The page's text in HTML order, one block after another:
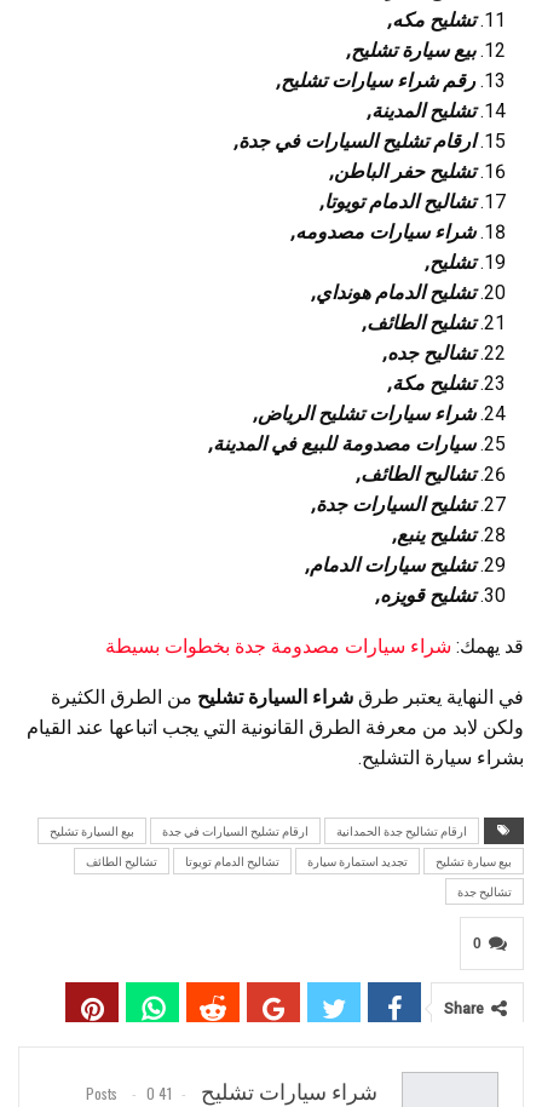
تشليح مكه,
بيع سيارة تشليح,
رقم شراء سيارات تشليح,
تشليح المدينة,
ارقام تشليح السيارات في جدة,
تشليح حفر الباطن,
تشاليح الدمام تويوتا,
شراء سيارات مصدومه,
تشليح,
تشليح الدمام هونداي,
تشليح الطائف,
تشاليح جده,
تشليح مكة,
شراء سيارات تشليح الرياض,
سيارات مصدومة للبيع في المدينة,
تشاليح الطائف,
تشليح السيارات جدة,
تشليح ينبع,
تشليح سيارات الدمام,
تشليح قويزه,
قد يهمك: شراء سيارات مصدومة جدة بخطوات بسيطة
في النهاية يعتبر طرق شراء السيارة تشليح من الطرق الكثيرة
ولكن لابد من معرفة الطرق القانونية التي يجب اتباعها عند القيام
بشراء سيارة التشليح.
ارقام تشاليح جدة الحمدانية ارقام تشليح السيارات في جدة
بيع السيارة تشليح
بيع سيارة تشليح
تجديد استمارة سيارة تشاليح الدمام تويوتا
تشاليح الطائف
تشاليح جدة
0
Share
شراء سيارات تشليح 41 Posts
0